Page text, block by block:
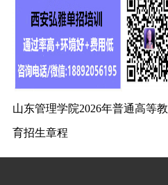
山东管理学院2026年普通高等教
育招生章程